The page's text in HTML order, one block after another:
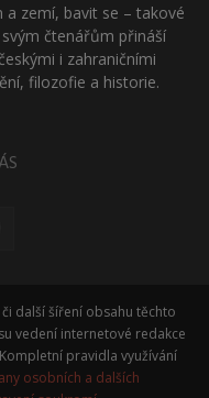
zemí, bavit se – takové
čtenářům přináší
i zahraničními
filozofie a historie.
či další šíření obsahu těchto
vedení internetové redakce
pravidla využívání
osobních a dalších